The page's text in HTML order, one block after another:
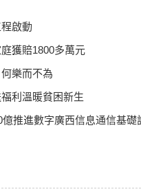
啟動
獲賠1800多萬元
樂而不為
利溫暖貧困新生
億推進數字廣西信息通信基礎